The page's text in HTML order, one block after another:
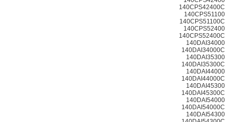
140CPS42400C
140CPS51100
140CPS51100C
140CPS52400
140CPS52400C
140DAI34000
140DAI34000C
140DAI35300
140DAI35300C
140DAI44000
140DAI44000C
140DAI45300
140DAI45300C
140DAI54000
140DAI54000C
140DAI54300